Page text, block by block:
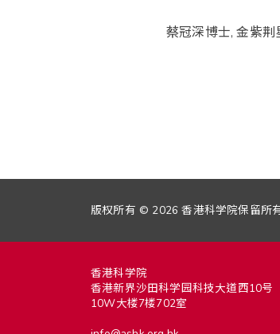
蔡冠深博士, 金紫
版权所有 © 2026 香港科学院保留所
香港科学院
香港新界沙田科学园科技大道西10号
10W大楼7楼702室